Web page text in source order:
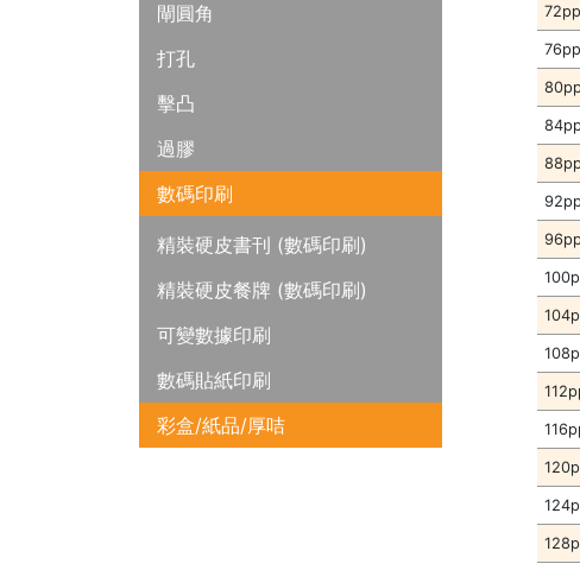
閘圓角
打孔
擊凸
過膠
數碼印刷
精裝硬皮書刊 (數碼印刷)
精裝硬皮餐牌 (數碼印刷)
可變數據印刷
數碼貼紙印刷
彩盒/紙品/厚咭
72pp
76pp
80pp
84pp
88pp
92pp
96pp